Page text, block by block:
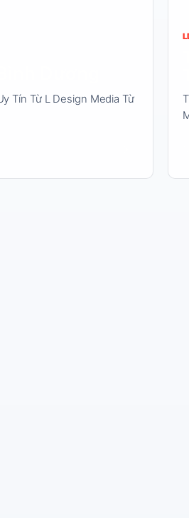
Tín Từ L Design Media Từ